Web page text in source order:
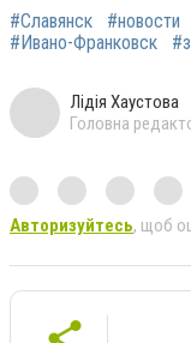
#Славянск #новости
#Ивано-Франковск
Лідія Хаустова
Головна
Авторизуйтесь, щоб